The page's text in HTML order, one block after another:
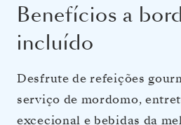
Benefícios a
incluído
Desfrute de refeições
serviço de mordomo,
excecional e bebidas da